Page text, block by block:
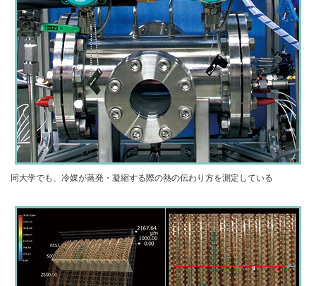
同大学でも、冷媒が蒸発・凝縮する際の熱の伝わり方を測定している